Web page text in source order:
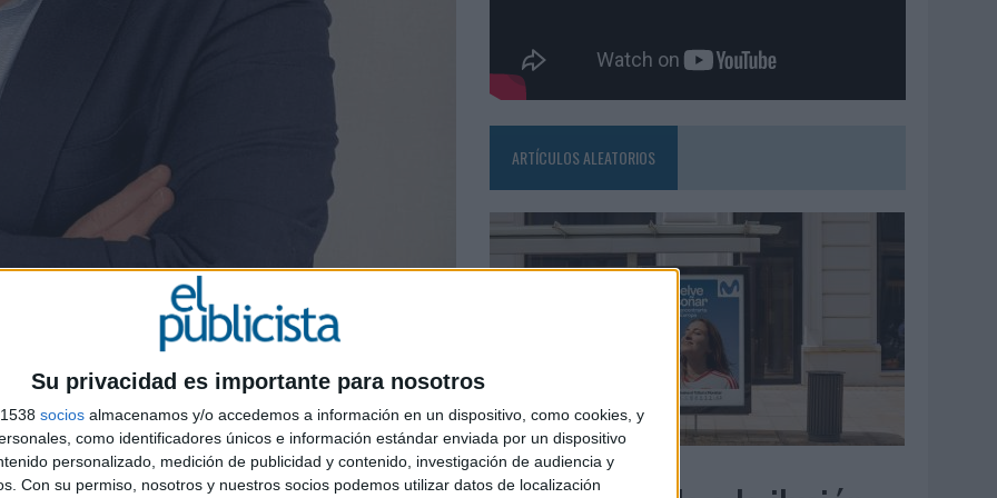
Su privacidad es importante para nosotros
socios almacenamos y/o accedemos a información en un dispositivo, como cookies, y
como identificadores únicos e información estándar enviada por un dispositivo
personalizado, medición de publicidad y contenido, investigación de audiencia y
Con su permiso, nosotros y nuestros socios podemos utilizar datos de localización
DE INUSUALY PARA CERVEZA CAPAZ
QUE CELEBRA SU REGRESO A PRIMERA DIVISIÓN
crea una nueva dirección corporativa
2023-2026
de medios. Con su nombramiento, la
ARTÍCULOS ALEATORIOS
03/08/2026